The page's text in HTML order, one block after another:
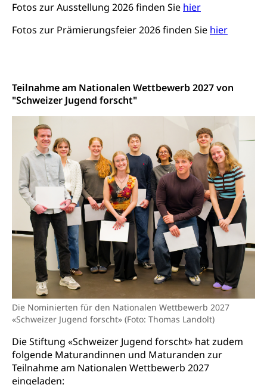
Fotos zur Ausstellung 2026 finden Sie hier
Fotos zur Prämierungsfeier 2026 finden Sie hier
Teilnahme am Nationalen Wettbewerb 2027 von
"Schweizer Jugend forscht"
Die Nominierten für den Nationalen Wettbewerb 2027
«Schweizer Jugend forscht» (Foto: Thomas Landolt)
Die Stiftung «Schweizer Jugend forscht» hat zudem
folgende Maturandinnen und Maturanden zur
Teilnahme am Nationalen Wettbewerb 2027
eingeladen:
Militär, Militärdienst, Militärdienstpflicht,
Wehrpflicht, Berufssoldat, Militärdienstverweigerer,
Dienstverweigerer, Militärdienstverweigerung,
Schweizer Armee
Erwerbsausfallentschädigung (WAS Luzern)
Katastrophenschutz, Katastrophenhilfe, Polizei,
Feuerwehr, Gesundheitswesen, technische Betriebe,
Alarmierung, Sirenentest
Kantonaler Führungsstab
Polizei
Ordnungskräfte, Sicherheit, öffentliche Ordnung
Polizei
Versorgung
Vorratshaltung, Vorrat
Wasserversorgung
Waffen
Waffenerwerbsschein, Waffenschein, Waffenbüro,
Waffentragen, Selbstverteidigung
Waffen, Sprengstoffe und Pyrotechnik
Zivildienst
Militärdienst
Bundesamt für Zivildienst ZIVI
Erwerbsausfallentschädigung (WAS Luzern)
Zivilschutz
Schutzdienstpflicht, Schutzraum,
Schutzraumbaupflicht